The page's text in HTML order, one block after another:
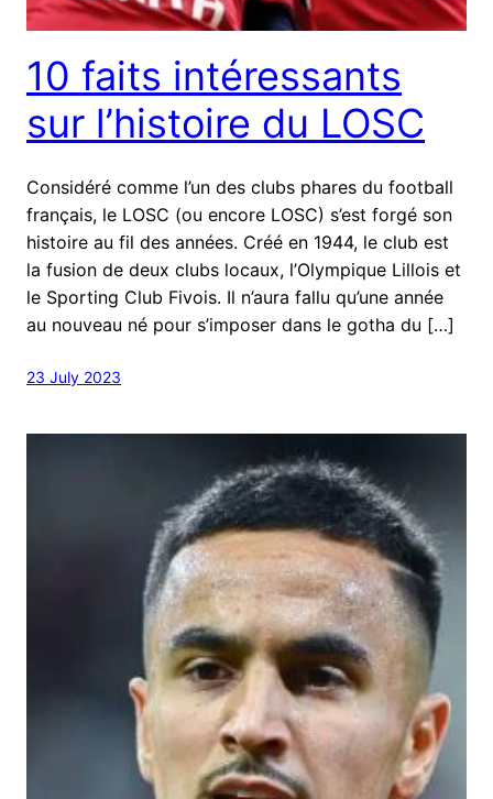
10 faits intéressants
sur l’histoire du LOSC
Considéré comme l’un des clubs phares du football
français, le LOSC (ou encore LOSC) s’est forgé son
histoire au fil des années. Créé en 1944, le club est
la fusion de deux clubs locaux, l’Olympique Lillois et
le Sporting Club Fivois. Il n’aura fallu qu’une année
au nouveau né pour s’imposer dans le gotha du […]
23 July 2023